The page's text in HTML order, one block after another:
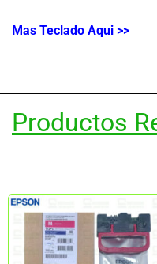
Mas Teclado Aqui >>
Productos